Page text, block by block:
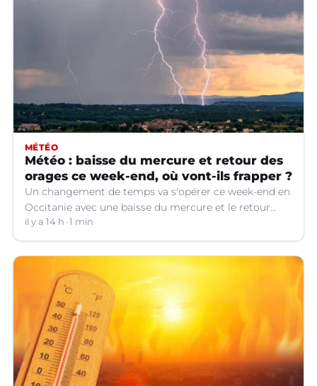
MÉTÉO
Météo : baisse du mercure et retour des
orages ce week-end, où vont-ils frapper ?
Un changement de temps va s'opérer ce week-end en
Occitanie avec une baisse du mercure et le retour
d'orages dans certains départements.
il y a 14 h 1 min